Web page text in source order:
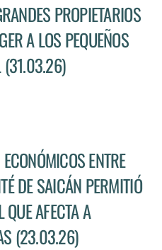
PROPIETARIOS
A LOS PEQUEÑOS
(31.03.26)
ENTRE
DE SAICÁN PERMITIÓ
AFECTA A
(23.03.26)